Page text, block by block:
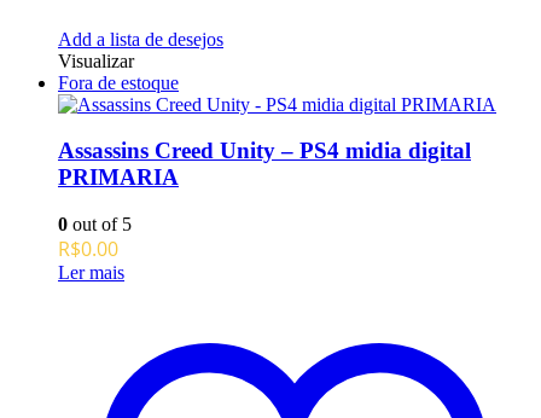
Add a lista de desejos
Visualizar
Fora de estoque
Assassins Creed Unity – PS4 midia digital
PRIMARIA
0 out of 5
R$0.00
Ler mais